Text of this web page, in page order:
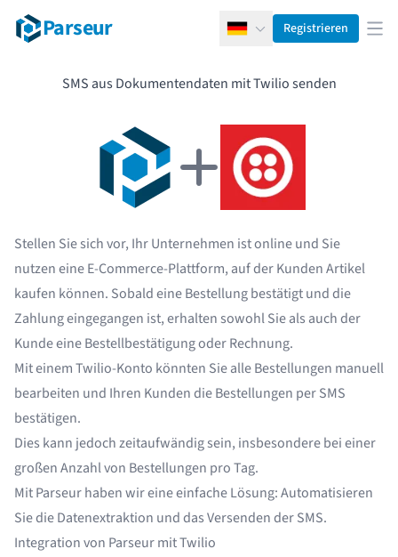
Parseur DeutschRegistrieren
SMS aus Dokumentendaten mit Twilio senden
Stellen Sie sich vor, Ihr Unternehmen ist online und Sie
nutzen eine E-Commerce-Plattform, auf der Kunden Artikel
kaufen können. Sobald eine Bestellung bestätigt und die
Zahlung eingegangen ist, erhalten sowohl Sie als auch der
Kunde eine Bestellbestätigung oder Rechnung.
Mit einem Twilio-Konto könnten Sie alle Bestellungen manuell
bearbeiten und Ihren Kunden die Bestellungen per SMS
bestätigen.
Dies kann jedoch zeitaufwändig sein, insbesondere bei einer
großen Anzahl von Bestellungen pro Tag.
Mit Parseur haben wir eine einfache Lösung: Automatisieren
Sie die Datenextraktion und das Versenden der SMS.
Integration von Parseur mit Twilio